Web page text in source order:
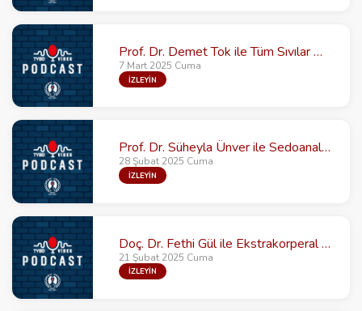
Prof. Dr. Demet Tok ile Tüm Sıvılar Böbreğe Zararlı mı?
7 Mart 2025 Cuma
İZLEYİN
Prof. Dr. Süheyla Ünver ile Sedoanaljezide 5N+1K
28 Şubat 2025 Cuma
İZLEYİN
Doç. Dr. Fethi Gül ile Ekstrakorperal Tedavileri ( ECMO, ECCO2R ve Hemoadsorpsiyon)
21 Şubat 2025 Cuma
İZLEYİN